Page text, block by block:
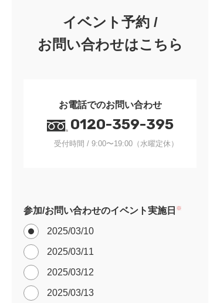
イベント予約 /
お問い合わせはこちら
お電話でのお問い合わせ
0120-359-395
受付時間 / 9:00〜19:00（水曜定休）
参加/お問い合わせのイベント実施日 ※
2025/03/10
2025/03/11
2025/03/12
2025/03/13